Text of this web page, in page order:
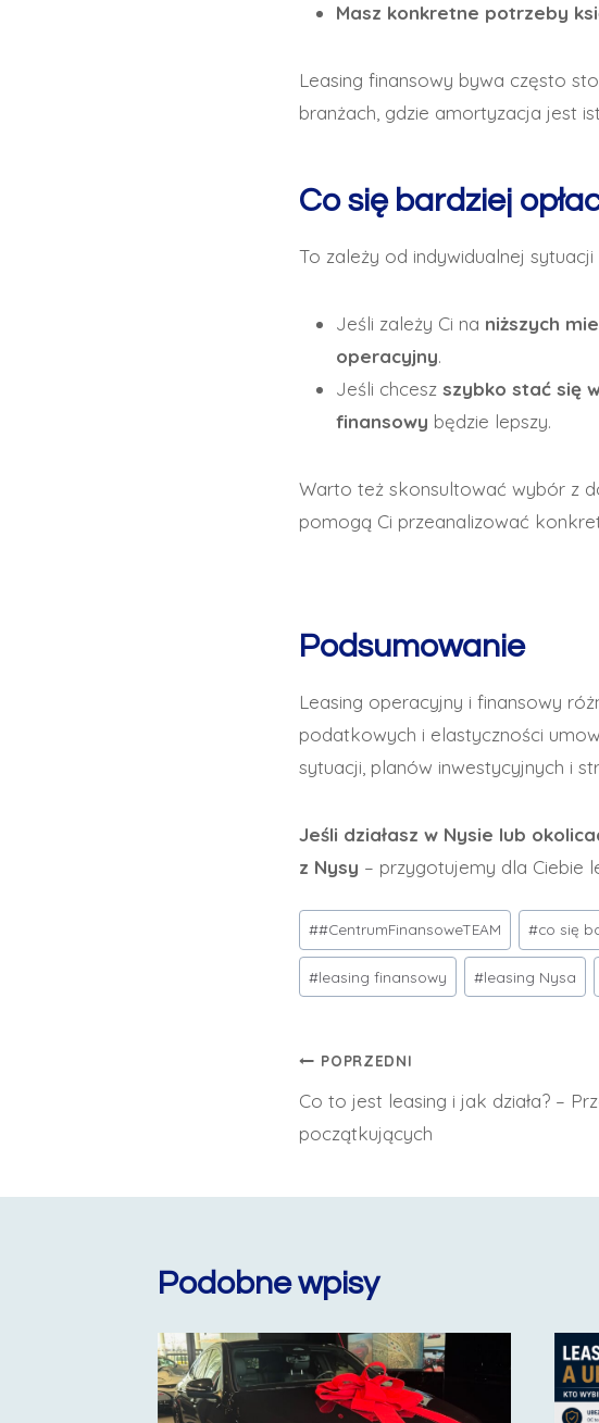
Masz konkretne potrzeby
Leasing finansowy bywa często
branżach, gdzie amortyzacja jest
Co się bardziej
To zależy od indywidualnej
Jeśli zależy Ci na niższych
operacyjny.
Jeśli chcesz szybko stać się
finansowy będzie lepszy.
Warto też skonsultować wybór z
pomogą Ci przeanalizować
Podsumowanie
Leasing operacyjny i finansowy
podatkowych i elastyczności
sytuacji, planów inwestycyjnych i
Jeśli działasz w Nysie lub
z Nysy – przygotujemy dla Ciebie
Tagi
wpisu:
##CentrumFinansoweTEAM #co się
#leasing finansowy #leasing Nysa
Nawigacja
wpisu
POPRZEDNI
Co to jest leasing i jak działa? –
początkujących
Podobne wpisy